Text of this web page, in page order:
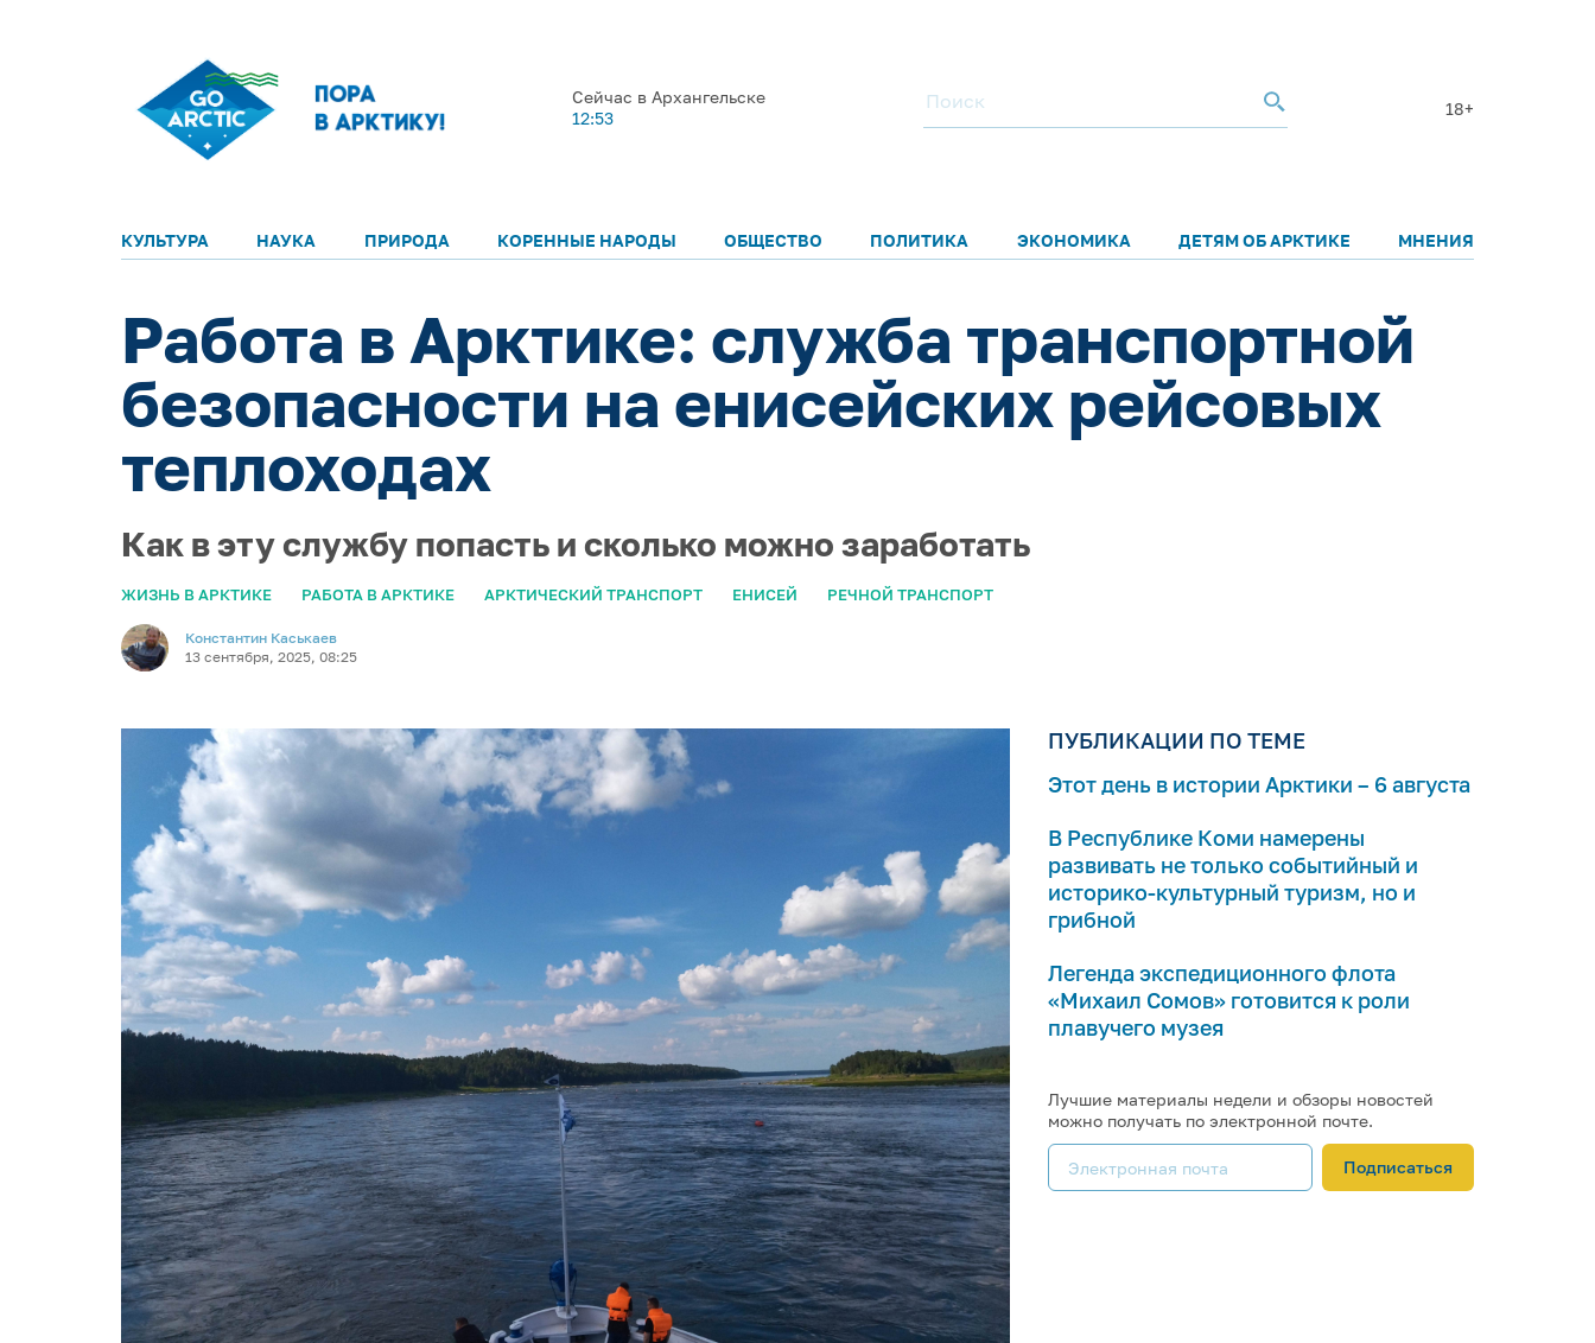
Сейчас в Архангельске
12:53
18+
КУЛЬТУРА НАУКА ПРИРОДА КОРЕННЫЕ НАРОДЫ ОБЩЕСТВО ПОЛИТИКА ЭКОНОМИКА ДЕТЯМ ОБ АРКТИКЕ МНЕНИЯ
Работа в Арктике: служба транспортной
безопасности на енисейских рейсовых
теплоходах
Как в эту службу попасть и сколько можно заработать
ЖИЗНЬ В АРКТИКЕ РАБОТА В АРКТИКЕ АРКТИЧЕСКИЙ ТРАНСПОРТ ЕНИСЕЙ РЕЧНОЙ ТРАНСПОРТ
Константин Каськаев
13 сентября, 2025, 08:25
ПУБЛИКАЦИИ ПО ТЕМЕ
Этот день в истории Арктики – 6 августа
В Республике Коми намерены
развивать не только событийный и
историко-культурный туризм, но и
грибной
Легенда экспедиционного флота
«Михаил Сомов» готовится к роли
плавучего музея
Лучшие материалы недели и обзоры новостей
можно получать по электронной почте.
Подписаться